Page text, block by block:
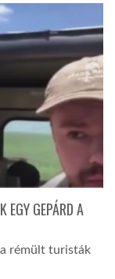
EGY GEPÁRD A
rémült turisták